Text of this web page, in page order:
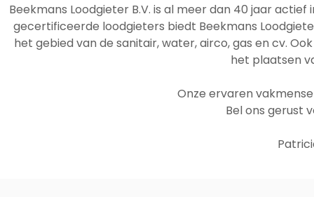
Beekmans Loodgieter B.V. is al meer dan 40 jaar
gecertificeerde loodgieters biedt Beekmans
het gebied van de sanitair, water, airco, gas en cv.
het plaatsen
Onze ervaren
Bel ons gerust